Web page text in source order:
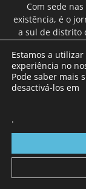
Com sede
existência, é o
a sul de distrito
Estamos a
experiência no
Pode saber mais
desactivá-los em
.